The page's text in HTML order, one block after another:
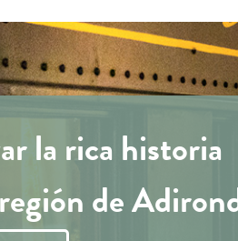
la rica historia
de